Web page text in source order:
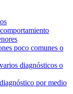
poco comunes o
diagnósticos o
por medio